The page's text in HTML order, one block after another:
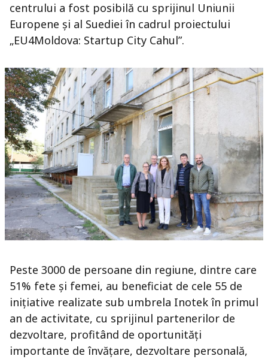
centrului a fost posibilă cu sprijinul Uniunii
Europene și al Suediei în cadrul proiectului
„EU4Moldova: Startup City Cahul”.
Peste 3000 de persoane din regiune, dintre care
51% fete și femei, au beneficiat de cele 55 de
inițiative realizate sub umbrela Inotek în primul
an de activitate, cu sprijinul partenerilor de
dezvoltare, profitând de oportunități
importante de învățare, dezvoltare personală,